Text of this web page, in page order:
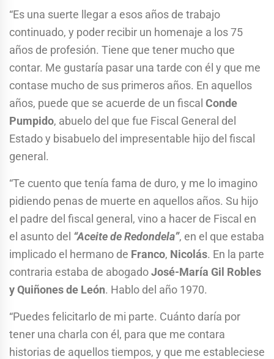
“Es una suerte llegar a esos años de trabajo
continuado, y poder recibir un homenaje a los 75
años de profesión. Tiene que tener mucho que
contar. Me gustaría pasar una tarde con él y que me
contase mucho de sus primeros años. En aquellos
años, puede que se acuerde de un fiscal Conde
Pumpido, abuelo del que fue Fiscal General del
Estado y bisabuelo del impresentable hijo del fiscal
general.
“Te cuento que tenía fama de duro, y me lo imagino
pidiendo penas de muerte en aquellos años. Su hijo
el padre del fiscal general, vino a hacer de Fiscal en
el asunto del “Aceite de Redondela”, en el que estaba
implicado el hermano de Franco, Nicolás. En la parte
contraria estaba de abogadoJosé-María Gil Robles
y Quiñones de León. Hablo del año 1970.
“Puedes felicitarlo de mi parte. Cuánto daría por
tener una charla con él, para que me contara
historias de aquellos tiempos, y que me estableciese